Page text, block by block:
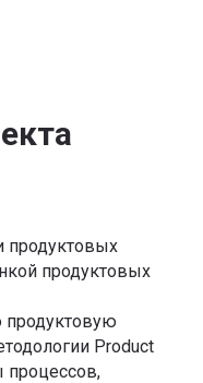
продуктовых
продуктовых
продуктовую
Product